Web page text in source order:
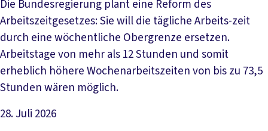
Die Bundesregierung plant eine Reform des
Arbeitszeitgesetzes: Sie will die tägliche Arbeits-zeit
durch eine wöchentliche Obergrenze ersetzen.
Arbeitstage von mehr als 12 Stunden und somit
erheblich höhere Wochenarbeitszeiten von bis zu 73,5
Stunden wären möglich.
28. Juli 2026